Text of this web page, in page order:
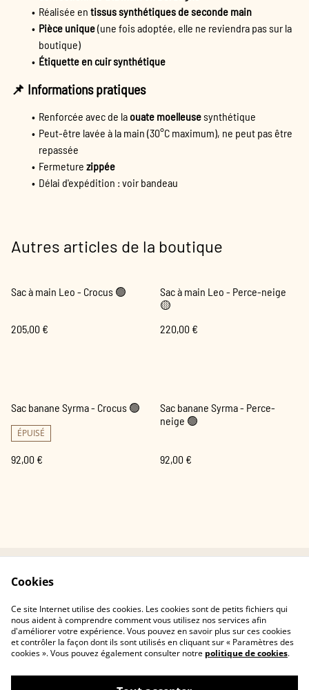
Réalisée en tissus synthétiques de seconde main
Pièce unique(une fois adoptée, elle ne reviendra pas sur la
boutique)
Étiquette en cuir synthétique
📌 Informations pratiques
Renforcée avec de la ouate moelleusesynthétique
Peut-être lavée à la main (30°C maximum), ne peut pas être
repassée
Fermeture zippée
Délai d'expédition : voir bandeau
Autres articles de la boutique
Sac à main Leo - Crocus 🟢
205,00 €
Sac à main Leo - Perce-neige
🟡
220,00 €
Sac banane Syrma - Crocus 🟢
ÉPUISÉ
92,00 €
Sac banane Syrma - Perce-
neige 🟢
92,00 €
confidentialité
Cookies
Ce site Internet utilise des cookies. Les cookies sont de petits fichiers qui
nous aident à comprendre comment vous utilisez nos services afin
d'améliorer votre expérience. Vous pouvez en savoir plus sur ces cookies
et contrôler la façon dont ils sont utilisés en cliquant sur « Paramètres des
cookies ». Vous pouvez également consulter notre politique de cookies.